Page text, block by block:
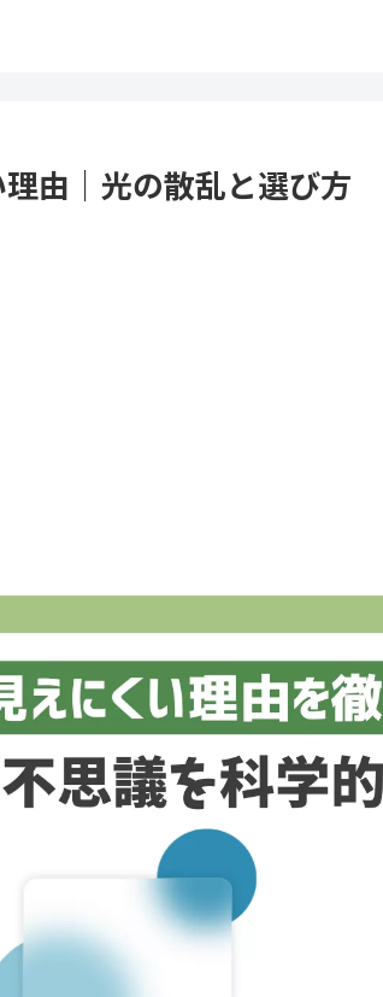
由｜光の散乱と選び方